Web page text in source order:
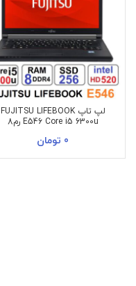
لپ تاپ FUJITSU LIFEBOOK
E546 Core i5 6300u رم8
0 تومان